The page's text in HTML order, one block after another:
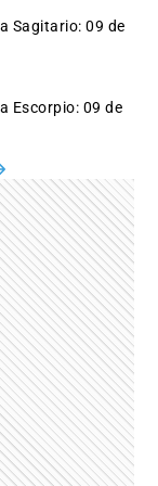
Sagitario: 09 de
Escorpio: 09 de